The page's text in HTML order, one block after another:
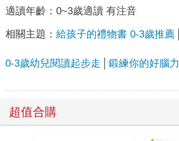
適讀年齡： 0~3歲適讀 有注音
相關主題： 給孩子的禮物書 0-3歲推薦
0-3歲幼兒閱讀起步走 鍛練你的好腦力
超值合購